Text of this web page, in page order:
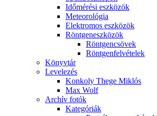
Idő­mé­ré­si esz­kö­zök
Me­te­o­ro­ló­gia
Elekt­ro­mos esz­kö­zök
Rönt­gen­esz­kö­zök
Rönt­gen­csö­vek
Rönt­gen­fel­vé­te­lek
Könyv­tár
Le­ve­le­zés
Kon­koly The­ge Mik­lós
Max Wolf
Ar­chív fo­tók
Ka­te­gó­ri­ák